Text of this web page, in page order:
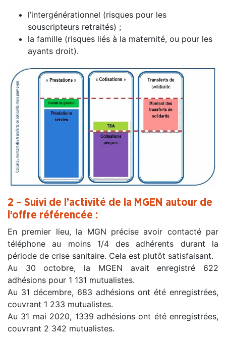
l’intergénérationnel (risques pour les
souscripteurs retraités) ;
la famille (risques liés à la maternité, ou pour les
ayants droit).
2 – Suivi de l’activité de la MGEN autour de
l’offre référencée :
En premier lieu, la MGN précise avoir contacté par
téléphone au moins 1/4 des adhérents durant la
période de crise sanitaire. Cela est plutôt satisfaisant.
Au 30 octobre, la MGEN avait enregistré 622
adhésions pour 1 131 mutualistes.
Au 31 décembre, 683 adhésions ont été enregistrées,
couvrant 1 233 mutualistes.
Au 31 mai 2020, 1339 adhésions ont été enregistrées,
couvrant 2 342 mutualistes.